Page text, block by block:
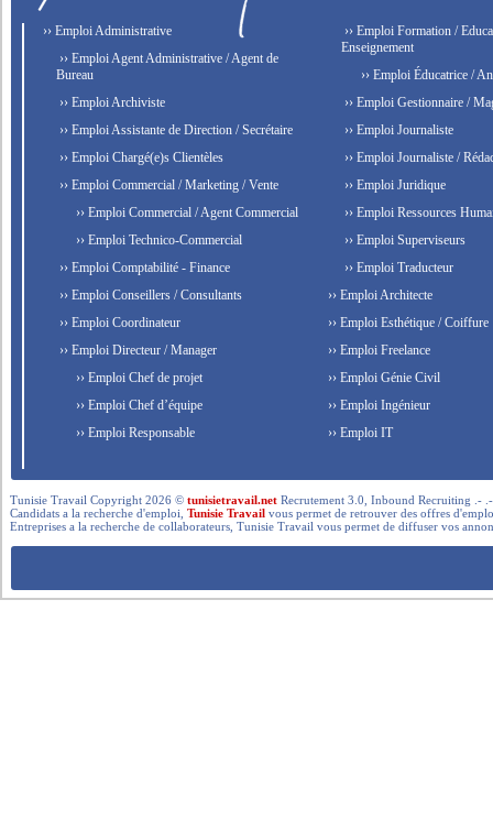
›› Emploi Administrative
›› Emploi Agent Administrative / Agent de
Bureau
›› Emploi Archiviste
›› Emploi Assistante de Direction / Secrétaire
›› Emploi Chargé(e)s Clientèles
›› Emploi Commercial / Marketing / Vente
›› Emploi Commercial / Agent Commercial
›› Emploi Technico-Commercial
›› Emploi Comptabilité - Finance
›› Emploi Conseillers / Consultants
›› Emploi Coordinateur
›› Emploi Directeur / Manager
›› Emploi Chef de projet
›› Emploi Chef d’équipe
›› Emploi Responsable
›› Emploi Formation /
Enseignement
›› Emploi Éducatrice /
›› Emploi Gestionnaire /
›› Emploi Journaliste
›› Emploi Journaliste /
›› Emploi Juridique
›› Emploi Ressources
›› Emploi Superviseurs
›› Emploi Traducteur
›› Emploi Architecte
›› Emploi Esthétique / Coiffure
›› Emploi Freelance
›› Emploi Génie Civil
›› Emploi Ingénieur
›› Emploi IT
Tunisie Travail Copyright 2026 ©tunisietravail.net Recrutement 3.0, Inbound Recruiting .-
Candidats a la recherche d'emploi,Tunisie Travail vous permet de retrouver des offres
Entreprises a la recherche de collaborateurs, Tunisie Travail vous permet de diffuser vos